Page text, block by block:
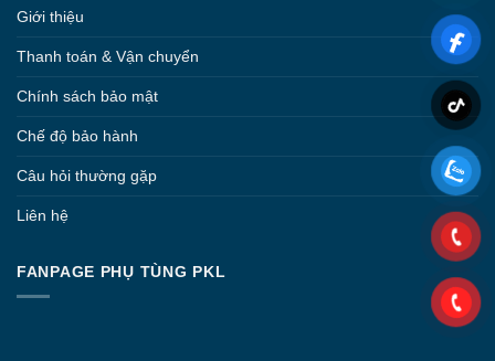
Giới thiệu
Thanh toán & Vận chuyển
Chính sách bảo mật
Chế độ bảo hành
Câu hỏi thường gặp
Liên hệ
FANPAGE PHỤ TÙNG PKL